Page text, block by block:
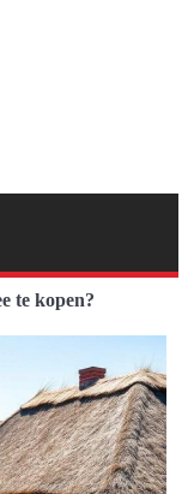
te kopen?